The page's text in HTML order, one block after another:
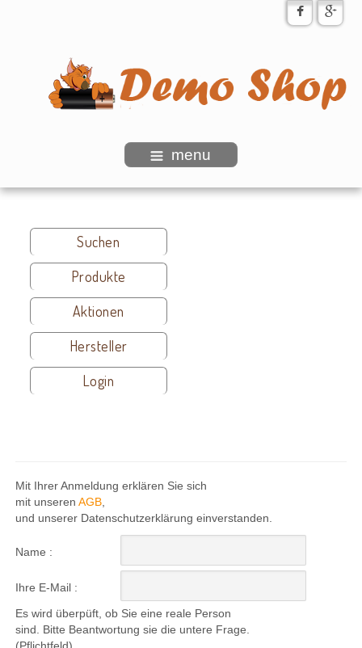
menu
Suchen
Produkte
Aktionen
Hersteller
Login
Mit Ihrer Anmeldung erklären Sie sich
mit unseren AGB,
und unserer Datenschutzerklärung einverstanden.
Name :
Ihre E-Mail :
Es wird überpüft, ob Sie eine reale Person
sind. Bitte Beantwortung sie die untere Frage.